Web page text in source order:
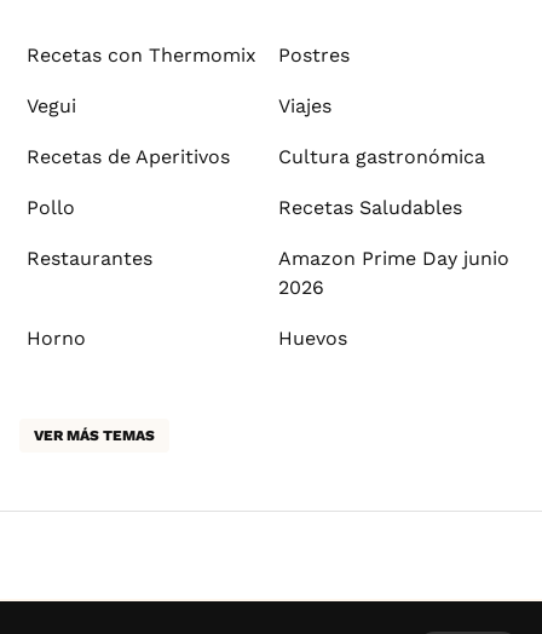
Recetas con Thermomix Postres
Vegui Viajes
Recetas de Aperitivos Cultura gastronómica
Pollo Recetas Saludables
Restaurantes
Amazon Prime Day junio
2026
Horno Huevos
VER MÁS TEMAS